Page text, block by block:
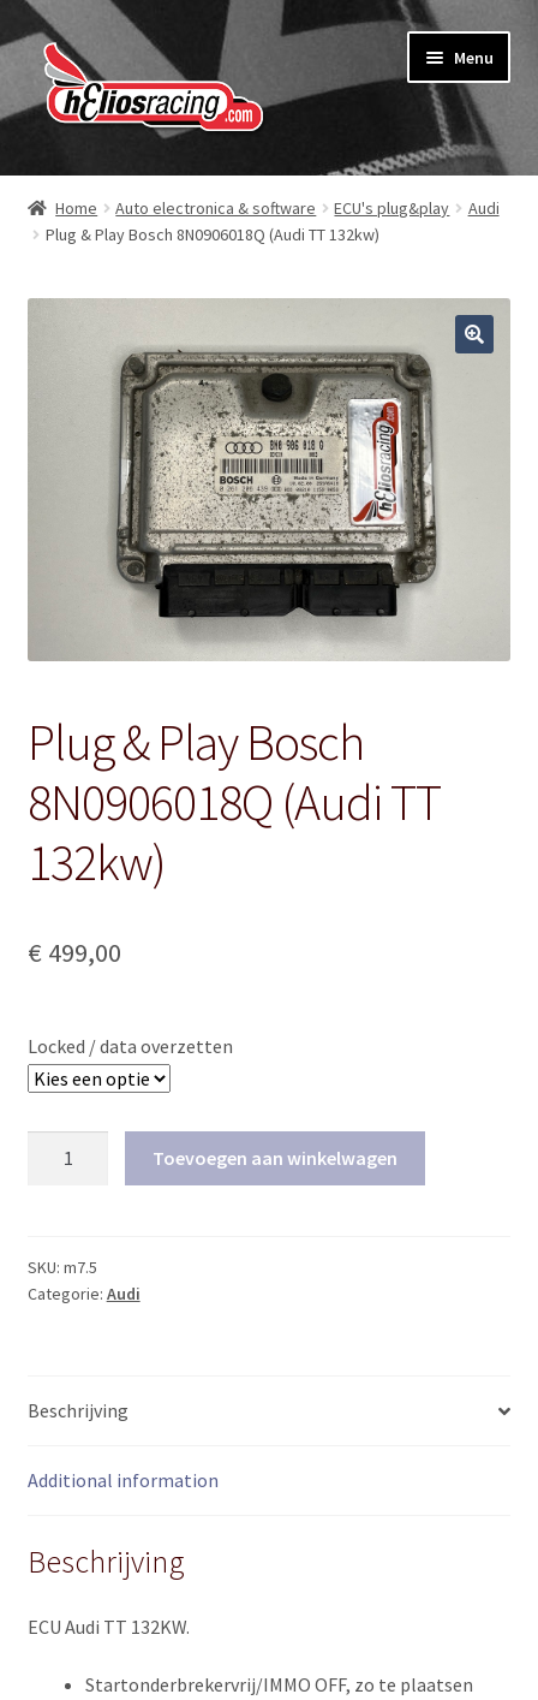
Ga
door
naar
Ga
naar
de
Menu
Webshop
Over Helios Racing
Contact opnemen
Software service voor garages
Home Auto electronica & software ECU's plug&play
Audi
Plug & Play Bosch 8N0906018Q (Audi TT 132kw)
Plug & Play Bosch
8N0906018Q (Audi TT
132kw)
€ 499,00
Locked / data overzetten
8N0906018Q
(Audi
Toevoegen aan winkelwagen
SKU: m7.5
Categorie: Audi
Beschrijving
Additional information
Beschrijving
ECU Audi TT 132KW.
Startonderbrekervrij/IMMO OFF, zo te plaatsen